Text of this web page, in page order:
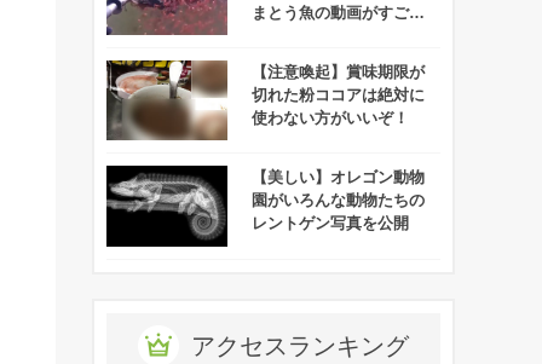
まとう魚の動画がすご
【注意喚起】賞味期限が
切れた粉ココアは絶対に
使わない方がいいぞ！
【美しい】オレゴン動物
園がいろんな動物たちの
レントゲン写真を公開
アクセスランキング